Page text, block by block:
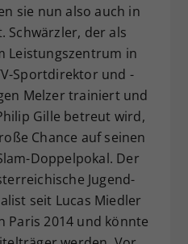
sie nun also auch in
Schwärzler, der als
Leistungszentrum in
Sportdirektor und -
Melzer trainiert und
Gille betreut wird,
Chance auf seinen
Doppelpokal. Der
Jugend-
seit Lucas Miedler
Paris 2014 und könnte